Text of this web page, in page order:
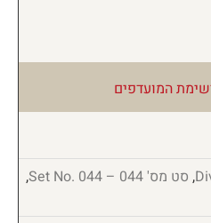
המועדפים
, סט מס' 044 – Set No. 044
,